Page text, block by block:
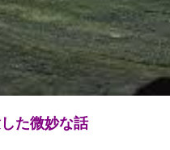
た微妙な話